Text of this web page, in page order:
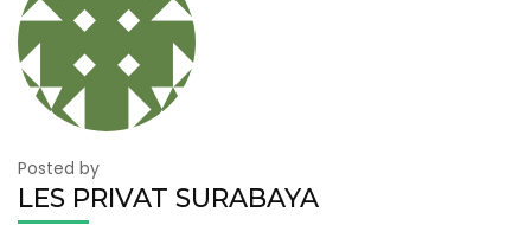
Posted by
LES PRIVAT SURABAYA